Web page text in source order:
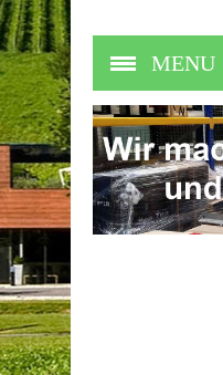
MENU